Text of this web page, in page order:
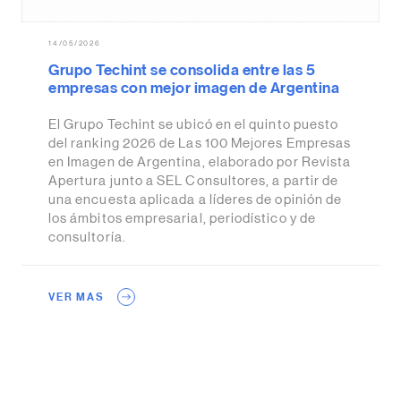
14/05/2026
Grupo Techint se consolida entre las 5
empresas con mejor imagen de Argentina
El Grupo Techint se ubicó en el quinto puesto
del ranking 2026 de Las 100 Mejores Empresas
en Imagen de Argentina, elaborado por Revista
Apertura junto a SEL Consultores, a partir de
una encuesta aplicada a líderes de opinión de
los ámbitos empresarial, periodístico y de
consultoría.
VER MAS